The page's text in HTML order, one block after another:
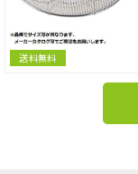
送料無料